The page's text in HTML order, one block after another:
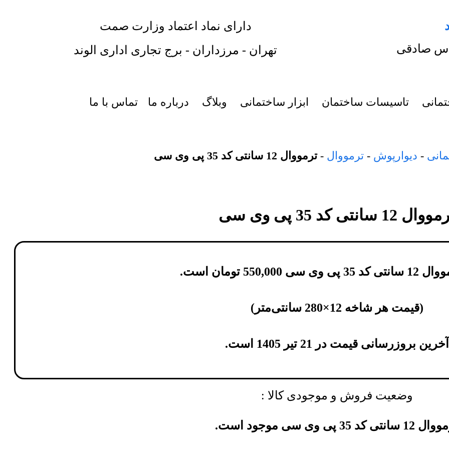
دارای نماد اعتماد وزارت صمت
صادقی تهران - مرزداران - برج تجاری اداری الوند
تاسیسات ساختمان ابزار ساختمانی وبلاگ درباره ما تماس با ما
- دیوارپوش - ترمووال -ترمووال 12 سانتی کد 35 پی وی سی
12 سانتی کد 35 پی وی سی
35 پی وی سی 550,000 تومان است.
(قیمت هر شاخه 12×280 سانتی‌متر )
آخرین بروزرسانی قیمت در 21 تیر 1405 است.
وضعیت فروش و موجودی کالا :
کد 35 پی وی سی موجود است.